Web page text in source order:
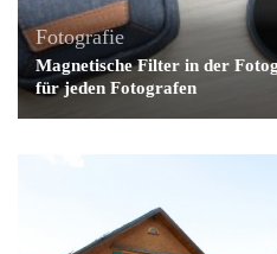
Fotografie
Magnetische Filter in der
für jeden Fotografen